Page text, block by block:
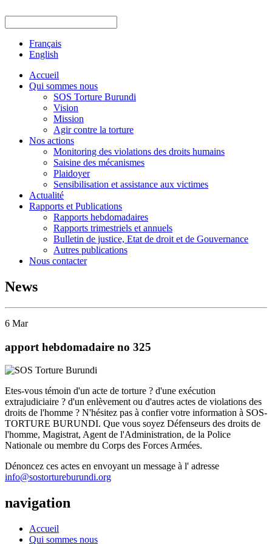
Français
English
Accueil
Qui sommes nous
SOS Torture Burundi
Vision
Mission
Agir contre la torture
Nos actions
Monitoring des violations des droits humains
Saisine des mécanismes
Plaidoyer
Sensibilisation et assistance aux victimes
Actualité
Rapports et Publications
Rapports hebdomadaires
Rapports trimestriels et annuels
Bulletin de justice, Etat de droit et de Gouvernance
Autres publications
Nous contacter
News
6 Mar
apport hebdomadaire no 325
Etes-vous témoin d'un acte de torture ? d'une exécution
extrajudiciaire ? d'un enlèvement ou d'autres actes de violations des
droits de l'homme ? N'hésitez pas à confier votre information à SOS-
TORTURE BURUNDI. Que vous soyez Défenseurs des droits de
l'homme, Magistrat, Agent de l'Administration, de la Police
Nationale ou membre du Corps des Forces Armées.
Dénoncez ces actes en envoyant un message à l' adresse
info@sostortureburundi.org
navigation
Accueil
Qui sommes nous